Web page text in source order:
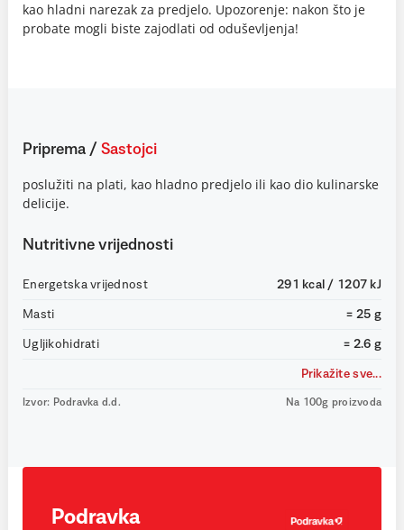
kao hladni narezak za predjelo. Upozorenje: nakon što je
probate mogli biste zajodlati od oduševljenja!
Priprema / Sastojci
poslužiti na plati, kao hladno predjelo ili kao dio kulinarske
delicije.
Nutritivne vrijednosti
Energetska vrijednost 291 kcal / 1207 kJ
Masti = 25 g
Ugljikohidrati = 2.6 g
Prikažite sve...
Izvor: Podravka d.d. Na 100g proizvoda
Podravka